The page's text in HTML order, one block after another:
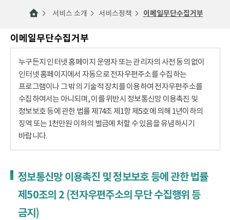
서비스 소개 서비스정책 이메일무단수집거부
이메일무단수집거부
누구든지 인터넷 홈페이지 운영자 또는 관리자의 사전 동의 없이
인터넷 홈페이지에서 자동으로 전자우편주소를 수집하는
프로그램이나 그 밖의 기술적 장치를 이용하여 전자우편주소를
수집하여서는 아니되며, 이를 위반시 정보통신망 이용촉진 및
정보보호 등에 관한 법률 제74조 제1항 제5호에 의해 1년이하의
징역 또는 1천만원 이하의 벌금에 처할 수 있음을 유념하시기
바랍니다.
정보통신망 이용촉진 및 정보보호 등에 관한 법률
제50조의 2 (전자우편주소의 무단 수집행위 등
금지)